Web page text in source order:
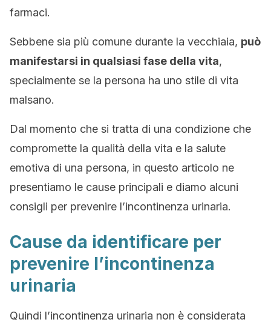
farmaci.
Sebbene sia più comune durante la vecchiaia, può
manifestarsi in qualsiasi fase della vita,
specialmente se la persona ha uno stile di vita
malsano.
Dal momento che si tratta di una condizione che
compromette la qualità della vita e la salute
emotiva di una persona, in questo articolo ne
presentiamo le cause principali e diamo alcuni
consigli per prevenire l’incontinenza urinaria.
Cause da identificare per
prevenire l’incontinenza
urinaria
Quindi l’incontinenza urinaria non è considerata